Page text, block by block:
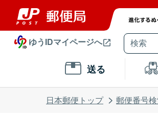
ゆうIDマイページへ
送る
日本郵便トップ 郵便番号